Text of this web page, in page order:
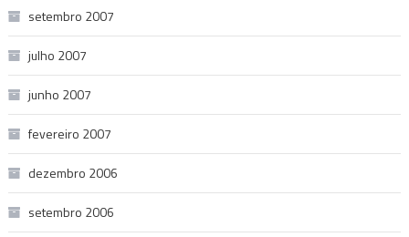
setembro 2007
julho 2007
junho 2007
fevereiro 2007
dezembro 2006
setembro 2006